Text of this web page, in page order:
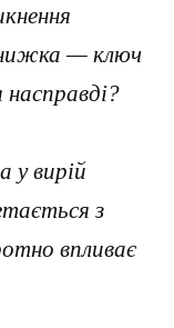
— ключ
у вирій
з
впливає